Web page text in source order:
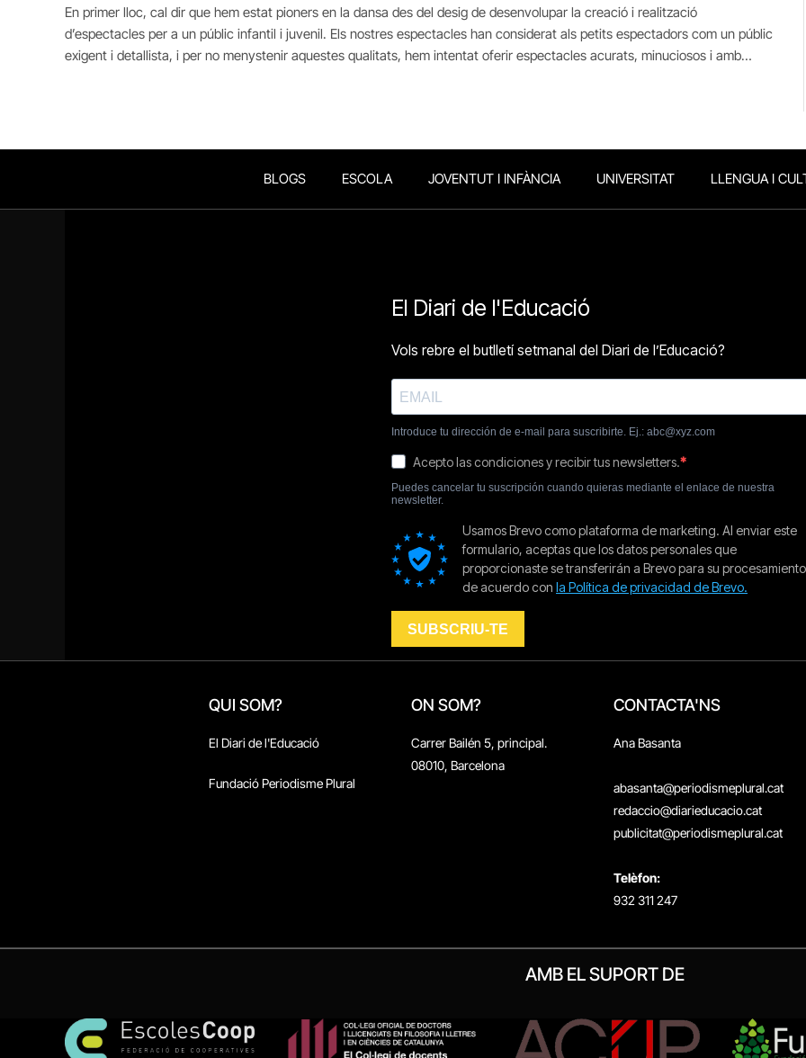
En primer lloc, cal dir que hem estat pioners en la dansa des del desig de desenvolupar la creació i realització
d’espectacles per a un públic infantil i juvenil. Els nostres espectacles han considerat als petits espectadors com un públic
exigent i detallista, i per no menystenir aquestes qualitats, hem intentat oferir espectacles acurats, minuciosos i amb…
BLOGS ESCOLA JOVENTUT I INFÀNCIA UNIVERSITAT LLENGUA I
QUI SOM?
El Diari de l'Educació
Fundació Periodisme Plural
ON SOM?
Carrer Bailén 5, principal.
08010, Barcelona
CONTACTA'NS
Ana Basanta
abasanta@periodismeplural.cat
redaccio@diarieducacio.cat
publicitat@periodismeplural.cat
Telèfon:
932 311 247
AMB EL SUPORT DE